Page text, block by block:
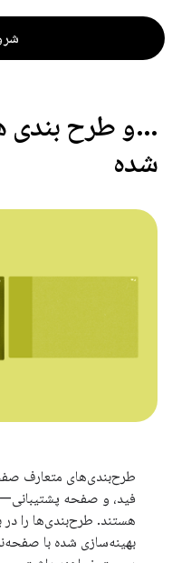
…و طرح بندی
شده
طرح‌بندی‌های متعارف
هستند. طرح‌بندی‌ها را در
بهینه‌سازی شده با